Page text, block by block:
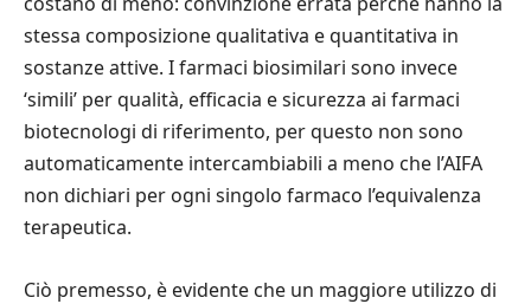
stessa composizione qualitativa e quantitativa in
sostanze attive. I farmaci biosimilari sono invece
‘simili’ per qualità, efficacia e sicurezza ai farmaci
biotecnologi di riferimento, per questo non sono
automaticamente intercambiabili a meno che l’AIFA
non dichiari per ogni singolo farmaco l’equivalenza
terapeutica.
Ciò premesso, è evidente che un maggiore utilizzo di